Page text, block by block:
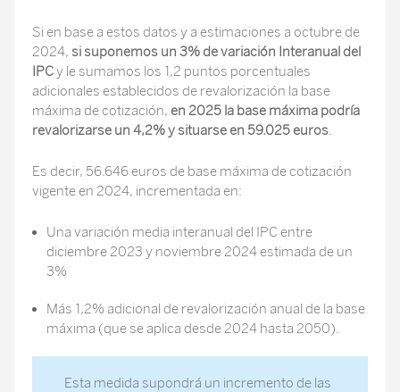
Si en base a estos datos y a estimaciones a octubre de
2024, si suponemos un 3% de variación Interanual del
IPCy le sumamos los 1,2 puntos porcentuales
adicionales establecidos de revalorización la base
máxima de cotización, en 2025 la base máxima podría
revalorizarse un 4,2% y situarse en 59.025 euros.
Es decir, 56.646 euros de base máxima de cotización
vigente en 2024, incrementada en:
Una variación media interanual del IPC entre
diciembre 2023 y noviembre 2024 estimada de un
3%
Más 1,2% adicional de revalorización anual de la base
máxima (que se aplica desde 2024 hasta 2050).
Esta medida supondrá un incremento de las